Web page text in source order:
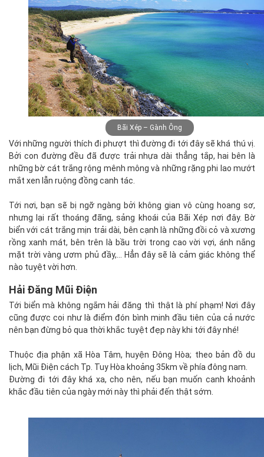
Bãi Xép – Gành Ông
Với những người thích đi phượt thì đường đi tới đây sẽ khá thú vị.
Bởi con đường đều đã được trải nhựa dài thẳng tắp, hai bên là
những bờ cát trắng rộng mênh mông và những rặng phi lao mướt
mắt xen lẫn ruộng đồng canh tác.
Tới nơi, bạn sẽ bị ngỡ ngàng bởi không gian vô cùng hoang sơ,
nhưng lại rất thoáng đãng, sảng khoái của Bãi Xép nơi đây. Bờ
biển với cát trắng mịn trải dài, bên cạnh là những đồi cỏ và xương
rồng xanh mát, bên trên là bầu trời trong cao vời vợi, ánh nắng
mặt trời vàng ươm phủ đầy,... Hẳn đây sẽ là cảm giác không thể
nào tuyệt vời hơn.
Hải Đăng Mũi Điện
Tới biển mà không ngắm hải đăng thì thật là phí phạm! Nơi đây
cũng được coi như là điểm đón bình minh đầu tiên của cả nước
nên bạn đừng bỏ qua thời khắc tuyệt đẹp này khi tới đây nhé!
Thuộc địa phận xã Hòa Tâm, huyện Đông Hòa; theo bản đồ du
lịch, Mũi Điện cách Tp. Tuy Hòa khoảng 35km về phía đông nam.
Đường đi tới đây khá xa, cho nên, nếu bạn muốn canh khoảnh
khắc đầu tiên của ngày mới này thì phải đến thật sớm.